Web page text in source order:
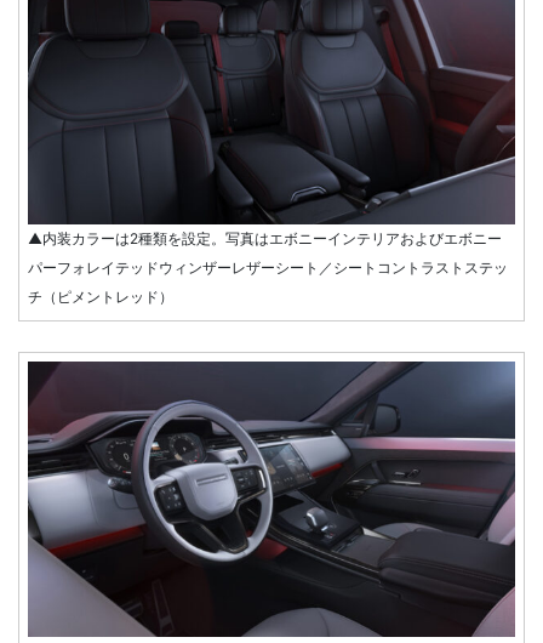
▲内装カラーは2種類を設定。写真はエボニーインテリアおよびエボニー
パーフォレイテッドウィンザーレザーシート／シートコントラストステッ
チ（ピメントレッド）